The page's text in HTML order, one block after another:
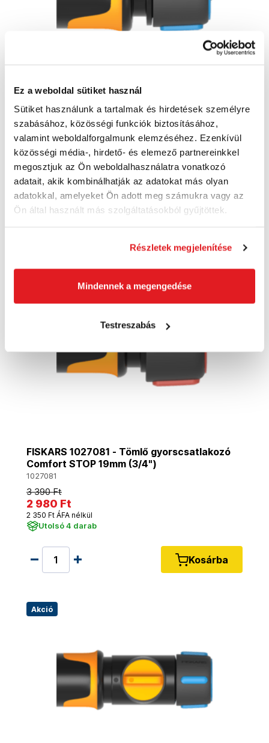
Ez a weboldal sütiket használ
Sütiket használunk a tartalmak és hirdetések személyre
szabásához, közösségi funkciók biztosításához,
valamint weboldalforgalmunk elemzéséhez. Ezenkívül
közösségi média-, hirdető- és elemező partnereinkkel
megosztjuk az Ön weboldalhasználatra vonatkozó
adatait, akik kombinálhatják az adatokat más olyan
adatokkal, amelyeket Ön adott meg számukra vagy az
Ön által használt más szolgáltatásokból gyűjtöttek.
Részletek megjelenítése
Mindennek a megengedése
Testreszabás
FISKARS 1027072 - Comfort tömlő
1027072
2 640 Ft
2 230 Ft
1 760 Ft ÁFA nélkül
Szállításra kész
Kosárba
FISKARS 1027081 - Tömlő gyorscsatlakozó
Comfort STOP 19mm (3/4")
1027081
3 390 Ft
2 980 Ft
2 350 Ft ÁFA nélkül
Utolsó 4 darab
Kosárba
Akció